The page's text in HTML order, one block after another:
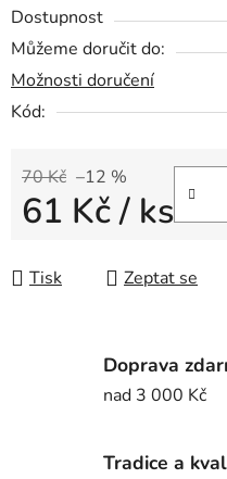
Dostupnost
Můžeme doručit do:
Možnosti doručení
Kód:
70 Kč –12 %
61 Kč/ ks
Tisk Zeptat se
Doprava
nad 3 000 Kč
Tradice a